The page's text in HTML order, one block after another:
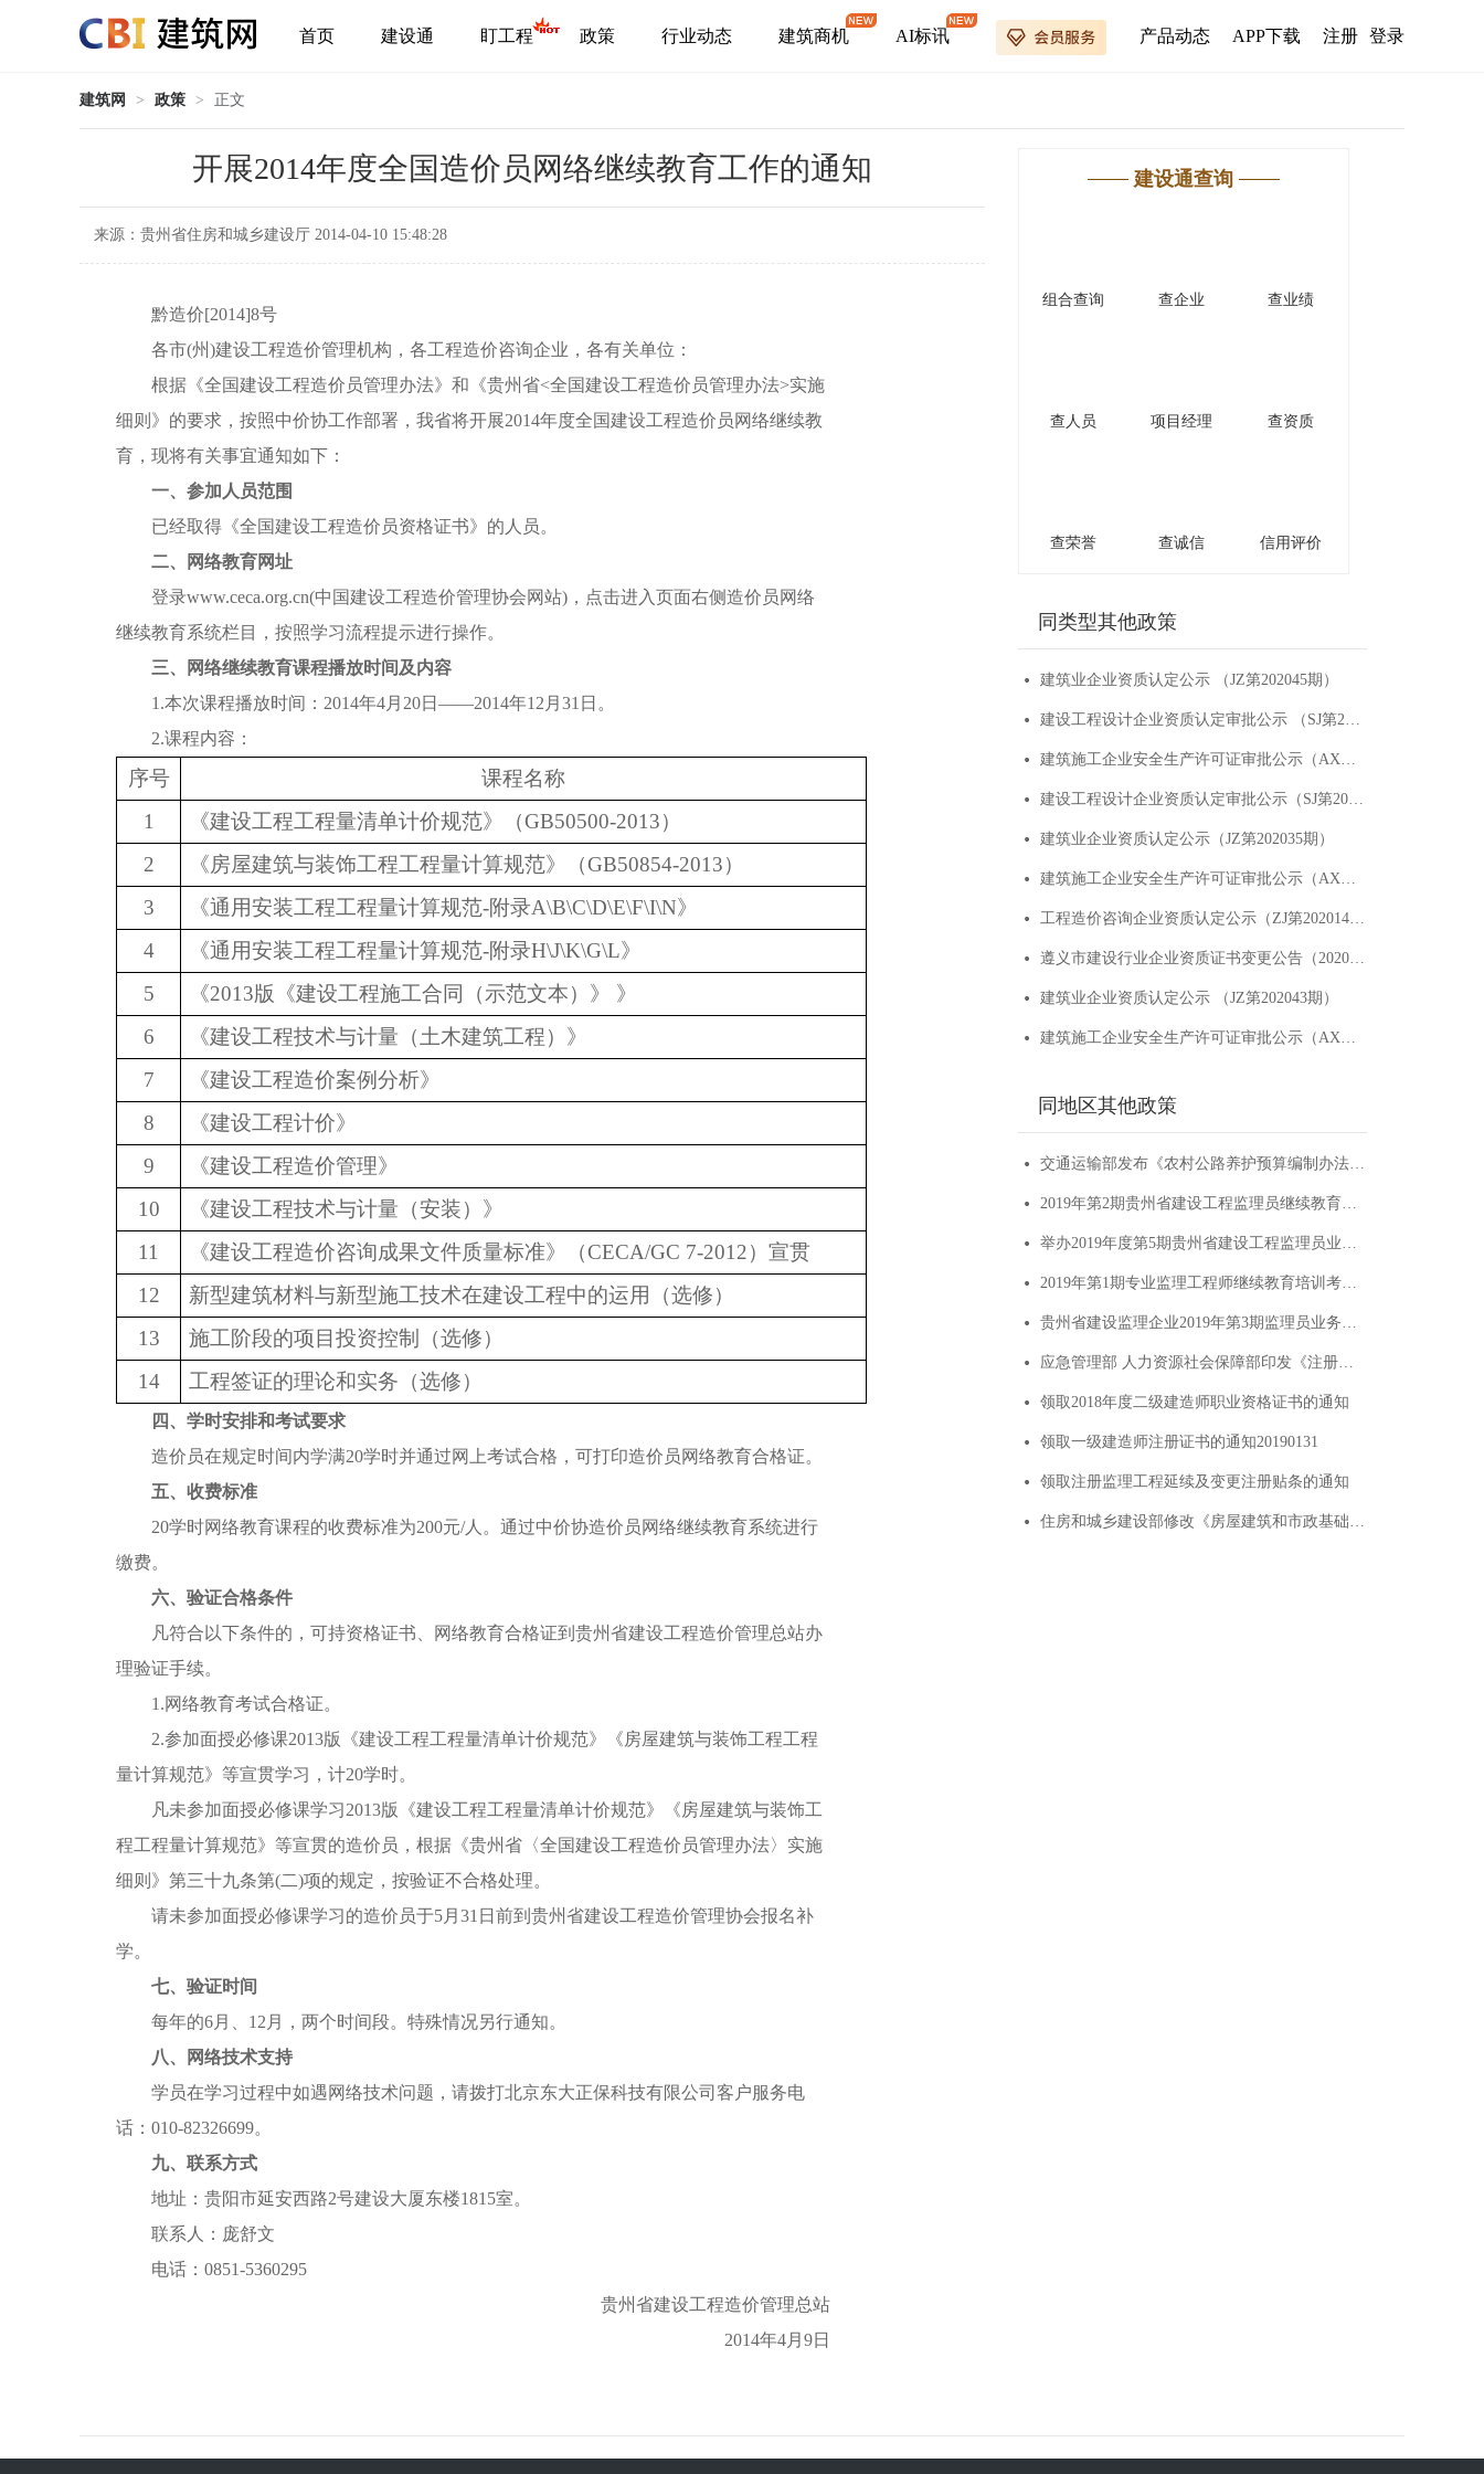
首页 建设通 盯工程 政策 行业动态 建筑商机 AI标讯 产品动态 APP下载 注册 登录
建筑网 > 政策 > 正文
开展2014年度全国造价员网络继续教育工作的通知
来源：贵州省住房和城乡建设厅 2014-04-10 15:48:28
黔造价[2014]8号
各市(州)建设工程造价管理机构，各工程造价咨询企业，各有关单位：
根据《全国建设工程造价员管理办法》和《贵州省<全国建设工程造价员管理办法>实施
细则》的要求，按照中价协工作部署，我省将开展2014年度全国建设工程造价员网络继续教
育，现将有关事宜通知如下：
一、参加人员范围
已经取得《全国建设工程造价员资格证书》的人员。
二、网络教育网址
登录www.ceca.org.cn(中国建设工程造价管理协会网站)，点击进入页面右侧造价员网络
继续教育系统栏目，按照学习流程提示进行操作。
三、网络继续教育课程播放时间及内容
1.本次课程播放时间：2014年4月20日——2014年12月31日。
2.课程内容：
序号
课程名称
1
《建设工程工程量清单计价规范》（GB50500-2013）
2
《房屋建筑与装饰工程工程量计算规范》（GB50854-2013）
3
《通用安装工程工程量计算规范-附录A\B\C\D\E\F\I\N》
4
《通用安装工程工程量计算规范-附录H\J\K\G\L》
5
《2013版《建设工程施工合同（示范文本）》 》
6
《建设工程技术与计量（土木建筑工程）》
7
《建设工程造价案例分析》
8
《建设工程计价》
9
《建设工程造价管理》
10
《建设工程技术与计量（安装）》
11
《建设工程造价咨询成果文件质量标准》（CECA/GC 7-2012）宣贯
12
新型建筑材料与新型施工技术在建设工程中的运用（选修）
13
施工阶段的项目投资控制
（选修）
14
工程签证的理论和实务 （选修）
四、学时安排和考试要求
造价员在规定时间内学满20学时并通过网上考试合格，可打印造价员网络教育合格证。
五、收费标准
20学时网络教育课程的收费标准为200元/人。通过中价协造价员网络继续教育系统进行
缴费。
六、验证合格条件
凡符合以下条件的，可持资格证书、网络教育合格证到贵州省建设工程造价管理总站办
理验证手续。
1.网络教育考试合格证。
2.参加面授必修课2013版《建设工程工程量清单计价规范》《房屋建筑与装饰工程工程
量计算规范》等宣贯学习，计20学时。
凡未参加面授必修课学习2013版《建设工程工程量清单计价规范》《房屋建筑与装饰工
程工程量计算规范》等宣贯的造价员，根据《贵州省〈全国建设工程造价员管理办法〉实施
细则》第三十九条第(二)项的规定，按验证不合格处理。
请未参加面授必修课学习的造价员于5月31日前到贵州省建设工程造价管理协会报名补
学。
七、验证时间
每年的6月、12月，两个时间段。特殊情况另行通知。
八、网络技术支持
学员在学习过程中如遇网络技术问题，请拨打北京东大正保科技有限公司客户服务电
话：010-82326699。
九、联系方式
地址：贵阳市延安西路2号建设大厦东楼1815室。
联系人：庞舒文
电话：0851-5360295
贵州省建设工程造价管理总站
2014年4月9日
建设通查询
组合查询 查企业 查业绩
查人员 项目经理 查资质
查荣誉 查诚信 信用评价
同类型其他政策
建筑业企业资质认定公示 （JZ第202045期）
建设工程设计企业资质认定审批公示 （SJ第202007期）
建筑施工企业安全生产许可证审批公示（AX第202044期）
建设工程设计企业资质认定审批公示（SJ第202007期）
建筑业企业资质认定公示（JZ第202035期）
建筑施工企业安全生产许可证审批公示（AX第202043期）
工程造价咨询企业资质认定公示（ZJ第202014期）
遵义市建设行业企业资质证书变更公告（2020年第9批）
建筑业企业资质认定公示 （JZ第202043期）
建筑施工企业安全生产许可证审批公示（AX第202042期）
同地区其他政策
交通运输部发布《农村公路养护预算编制办法》的公告
2019年第2期贵州省建设工程监理员继续教育培训考试成绩公示
举办2019年度第5期贵州省建设工程监理员业务培训班的通知
2019年第1期专业监理工程师继续教育培训考试成绩公示
贵州省建设监理企业2019年第3期监理员业务培训考试成绩公示
应急管理部 人力资源社会保障部印发《注册安全工程师职业资格制度规定》和《注册安全工程师职业资格考试实施办法》的通知
领取2018年度二级建造师职业资格证书的通知
领取一级建造师注册证书的通知20190131
领取注册监理工程延续及变更注册贴条的通知
住房和城乡建设部修改《房屋建筑和市政基础设施工程施工图设计文件审查管理办法》的决定